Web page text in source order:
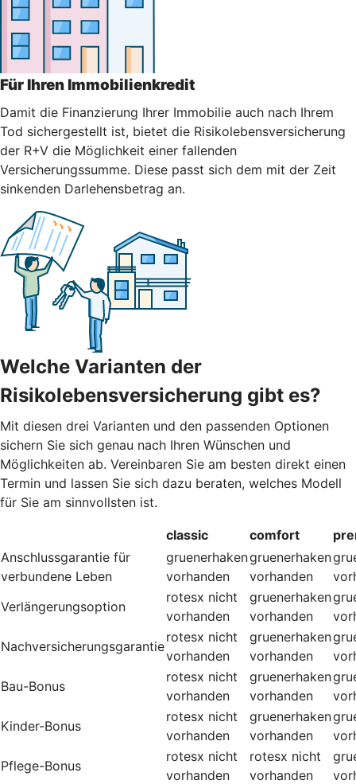
Für Ihren Immobilienkredit
Damit die Finanzierung Ihrer Immobilie auch nach Ihrem
Tod sichergestellt ist, bietet die Risikolebensversicherung
der R+V die Möglichkeit einer fallenden
Versicherungssumme. Diese passt sich dem mit der Zeit
sinkenden Darlehensbetrag an.
Welche Varianten der
Risikolebensversicherung gibt es?
Mit diesen drei Varianten und den passenden Optionen
sichern Sie sich genau nach Ihren Wünschen und
Möglichkeiten ab. Vereinbaren Sie am besten direkt einen
Termin und lassen Sie sich dazu beraten, welches Modell
für Sie am sinnvollsten ist.
classic comfort
Anschlussgarantie für
verbundene Leben
gruenerhaken
vorhanden
gruenerhaken
vorhanden
Verlängerungsoption
rotesx nicht
vorhanden
gruenerhaken
vorhanden
Nachversicherungsgarantie
rotesx nicht
vorhanden
gruenerhaken
vorhanden
Bau-Bonus
rotesx nicht
vorhanden
gruenerhaken
vorhanden
Kinder-Bonus
rotesx nicht
vorhanden
gruenerhaken
vorhanden
Pflege-Bonus
rotesx nicht
vorhanden
rotesx nicht
vorhanden